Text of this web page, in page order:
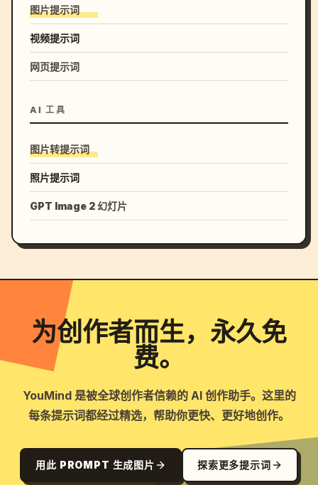
图片提示词
视频提示词
网页提示词
AI 工具
图片转提示词
照片提示词
GPT Image 2 幻灯片
为创作者而生，永久免
费。
YouMind 是被全球创作者信赖的 AI 创作助手。这里的
每条提示词都经过精选，帮助你更快、更好地创作。
用此 PROMPT 生成图片 探索更多提示词